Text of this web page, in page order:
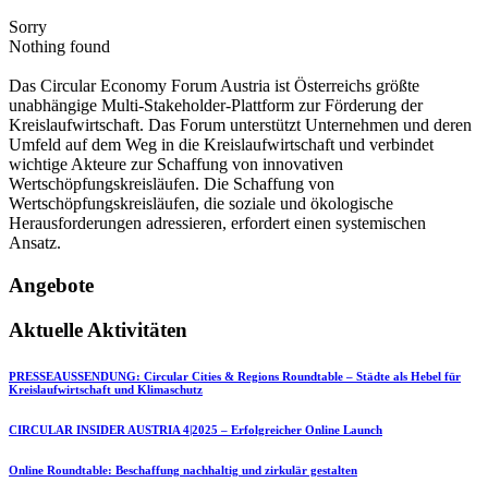
Sorry
Nothing found
Das Circular Economy Forum Austria ist Österreichs größte
unabhängige Multi-Stakeholder-Plattform zur Förderung der
Kreislaufwirtschaft. Das Forum unterstützt Unternehmen und deren
Umfeld auf dem Weg in die Kreislaufwirtschaft und verbindet
wichtige Akteure zur Schaffung von innovativen
Wertschöpfungskreisläufen. Die Schaffung von
Wertschöpfungskreisläufen, die soziale und ökologische
Herausforderungen adressieren, erfordert einen systemischen
Ansatz.
Angebote
Aktuelle Aktivitäten
PRESSEAUSSENDUNG: Circular Cities & Regions Roundtable – Städte als Hebel für
Kreislaufwirtschaft und Klimaschutz
CIRCULAR INSIDER AUSTRIA 4|2025 – Erfolgreicher Online Launch
Online Roundtable: Beschaffung nachhaltig und zirkulär gestalten